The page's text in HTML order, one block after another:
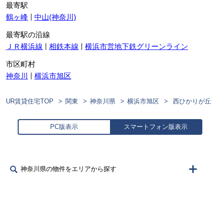
最寄駅
鶴ヶ峰
中山(神奈川)
最寄駅の沿線
ＪＲ横浜線
相鉄本線 横浜市営地下鉄グリーンライン
市区町村
神奈川
横浜市旭区
UR賃貸住宅TOP 関東 神奈川県 横浜市旭区 西ひかりが丘
PC版表示 スマートフォン版表示
神奈川県の物件をエリアから探す